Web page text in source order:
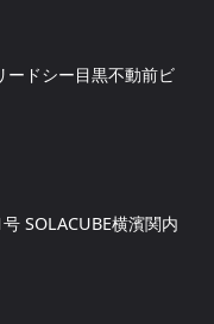
ードシー目黒不動前ビ
SOLACUBE横濱関内